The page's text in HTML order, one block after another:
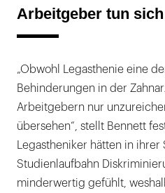
Arbeitgeber tun
„Obwohl Legasthenie eine
Behinderungen in der
Arbeitgebern nur
übersehen“, stellt Bennett
Legastheniker hätten in
Studienlaufbahn
minderwertig gefühlt,